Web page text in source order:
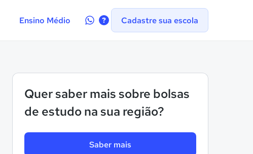
Ensino Médio
Contate-Cadastre sua escola
Quer saber mais sobre bolsas
de estudo na sua região?
Saber mais